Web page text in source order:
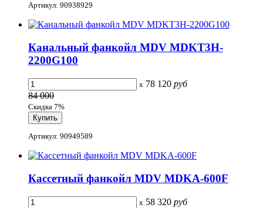
Артикул: 90938929
Канальный фанкойл MDV MDKT3H-
2200G100
x 78 120 руб
84 000
Скидка 7%
Артикул: 90949589
Кассетный фанкойл MDV MDKA-600F
x 58 320 руб